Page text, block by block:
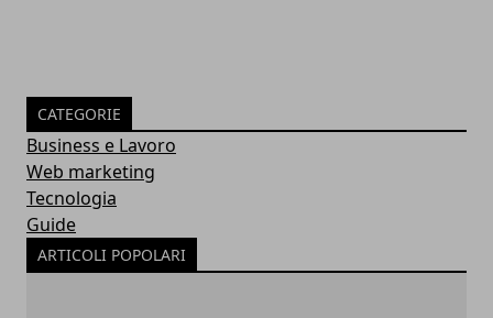
CATEGORIE
Business e Lavoro
Web marketing
Tecnologia
Guide
ARTICOLI POPOLARI